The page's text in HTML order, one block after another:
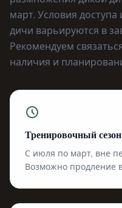
март. Условия
дичи варьируются в
Рекомендуем
наличия и
Тренировочный сезон
С июля по март, вне
Возможно продление